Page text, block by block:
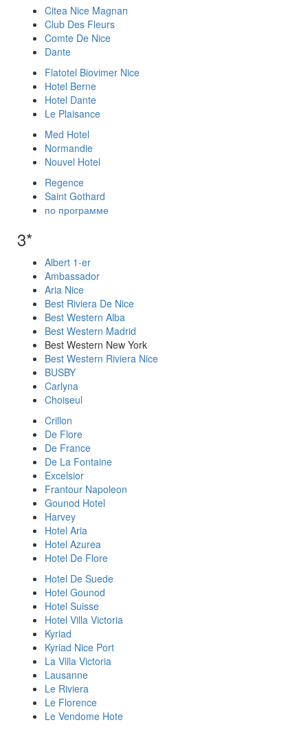
Citea Nice Magnan
Club Des Fleurs
Comte De Nice
Dante
Flatotel Biovimer Nice
Hotel Berne
Hotel Dante
Le Plaisance
Med Hotel
Normandie
Nouvel Hotel
Regence
Saint Gothard
по программе
3*
Albert 1-er
Ambassador
Aria Nice
Best Riviera De Nice
Best Western Alba
Best Western Madrid
Best Western New York
Best Western Riviera Nice
BUSBY
Carlyna
Choiseul
Crillon
De Flore
De France
De La Fontaine
Excelsior
Frantour Napoleon
Gounod Hotel
Harvey
Hotel Aria
Hotel Azurea
Hotel De Flore
Hotel De Suede
Hotel Gounod
Hotel Suisse
Hotel Villa Victoria
Kyriad
Kyriad Nice Port
La Villa Victoria
Lausanne
Le Riviera
Le Florence
Le Vendome Hote